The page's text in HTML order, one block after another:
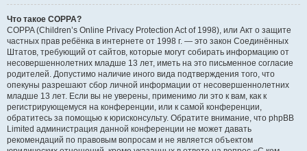
Что такое COPPA?
COPPA (Children’s Online Privacy Protection Act of 1998), или Акт о защите
частных прав ребёнка в интернете от 1998 г. — это закон Соединённых
Штатов, требующий от сайтов, которые могут собирать информацию от
несовершеннолетних младше 13 лет, иметь на это письменное согласие
родителей. Допустимо наличие иного вида подтверждения того, что
опекуны разрешают сбор личной информации от несовершеннолетних
младше 13 лет. Если вы не уверены, применимо ли это к вам, как к
регистрирующемуся на конференции, или к самой конференции,
обратитесь за помощью к юрисконсульту. Обратите внимание, что phpBB
Limited администрация данной конференции не может давать
рекомендаций по правовым вопросам и не является объектом